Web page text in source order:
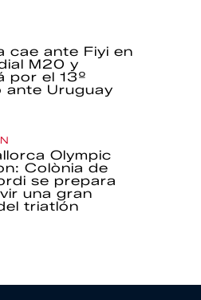
cae ante Fiyi en
M20 y
por el 13º
ante Uruguay
Olympic
Colònia de
se prepara
una gran
triatlón